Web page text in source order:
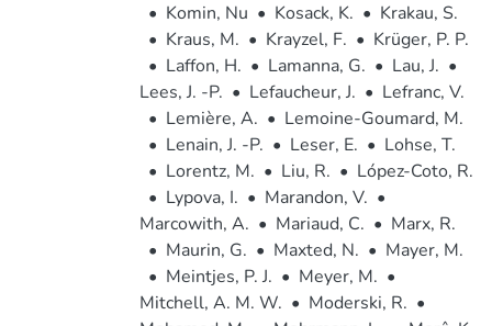
• Komin, Nu • Kosack, K. • Krakau, S.
• Kraus, M. • Krayzel, F. • Krüger, P. P.
• Laffon, H. • Lamanna, G. • Lau, J. •
Lees, J. -P. • Lefaucheur, J. • Lefranc, V.
• Lemière, A. • Lemoine-Goumard, M.
• Lenain, J. -P. • Leser, E. • Lohse, T.
• Lorentz, M. • Liu, R. • López-Coto, R.
• Lypova, I. • Marandon, V. •
Marcowith, A. • Mariaud, C. • Marx, R.
• Maurin, G. • Maxted, N. • Mayer, M.
• Meintjes, P. J. • Meyer, M. •
Mitchell, A. M. W. • Moderski, R. •